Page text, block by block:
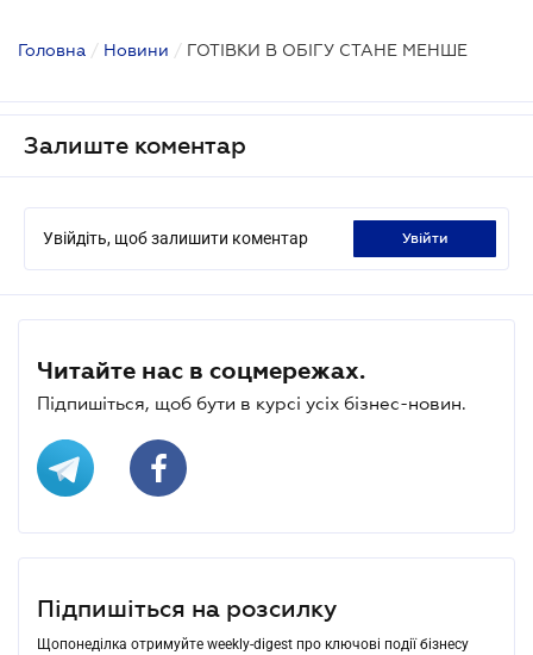
Головна / Новини / ГОТІВКИ В ОБІГУ СТАНЕ МЕНШЕ
Залиште коментар
Увійдіть, щоб залишити коментар увійти
Читайте нас в соцмережах.
Підпишіться, щоб бути в курсі усіх бізнес-новин.
Підпишіться на розсилку
Щопонеділка отримуйте weekly-digest про ключові події бізнесу